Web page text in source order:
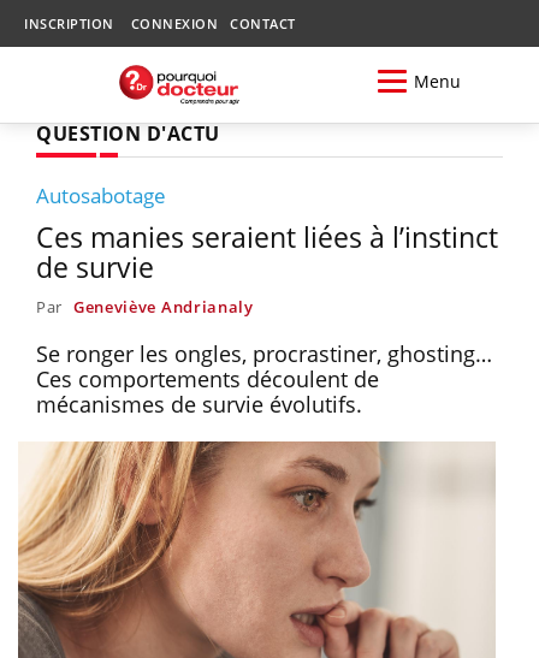
INSCRIPTION CONNEXION CONTACT
Menu
QUESTION D'ACTU
Autosabotage
Ces manies seraient liées à l’instinct
de survie
Par Geneviève Andrianaly
Se ronger les ongles, procrastiner, ghosting…
Ces comportements découlent de
mécanismes de survie évolutifs.